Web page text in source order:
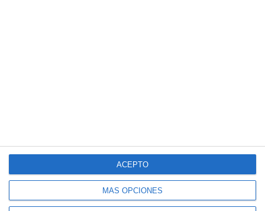
MÁS OPCIONES
ACEPTO
CONFIRMAR